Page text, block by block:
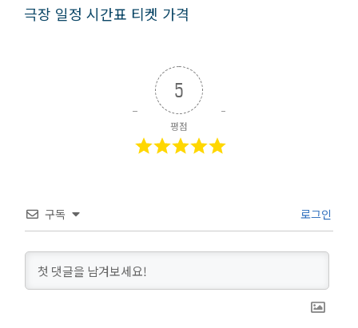
극장 일정 시간표 티켓 가격
5
평점
구독 로그인